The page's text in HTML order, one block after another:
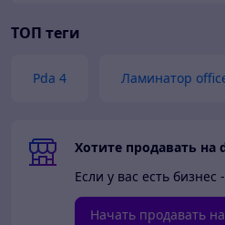
ТОП теги
Pda 4 Ламинатор
Хотите продавать на
Если у вас есть
Начать продавать